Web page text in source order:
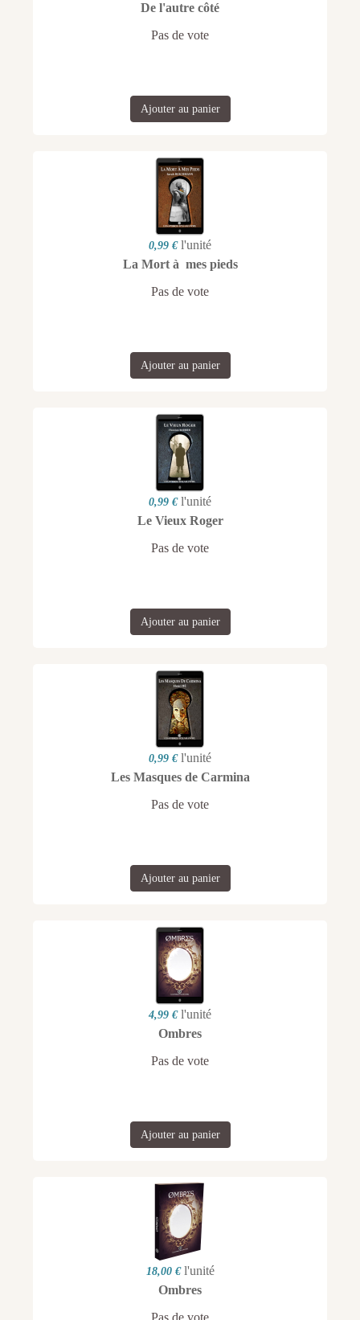
De l'autre côté
Pas de vote
Ajouter au panier
0,99 € l'unité
La Mort à mes pieds
Pas de vote
Ajouter au panier
0,99 € l'unité
Le Vieux Roger
Pas de vote
Ajouter au panier
0,99 € l'unité
Les Masques de Carmina
Pas de vote
Ajouter au panier
4,99 € l'unité
Ombres
Pas de vote
Ajouter au panier
18,00 € l'unité
Ombres